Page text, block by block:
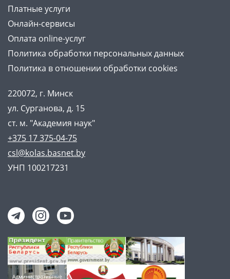
Платные услуги
Онлайн-сервисы
Оплата online-услуг
Политика обработки персональных данных
Политика в отношении обработки cookies
220072, г. Минск
ул. Сурганова, д. 15
ст. м. "Академия наук"
+375 17 375-04-75
csl@kolas.basnet.by
УНП 100217231